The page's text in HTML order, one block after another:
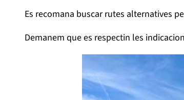
Es recomana buscar rutes alternatives
Demanem que es respectin les